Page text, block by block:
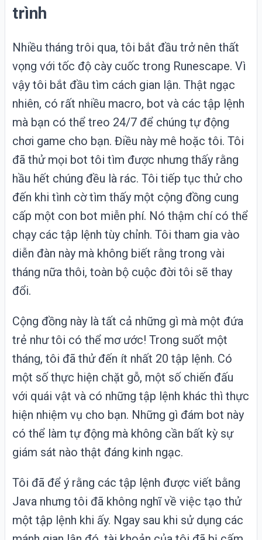
trình
Nhiều tháng trôi qua, tôi bắt đầu trở nên thất
vọng với tốc độ cày cuốc trong Runescape. Vì
vậy tôi bắt đầu tìm cách gian lận. Thật ngạc
nhiên, có rất nhiều macro, bot và các tập lệnh
mà bạn có thể treo 24/7 để chúng tự động
chơi game cho bạn. Điều này mê hoặc tôi. Tôi
đã thử mọi bot tôi tìm được nhưng thấy rằng
hầu hết chúng đều là rác. Tôi tiếp tục thử cho
đến khi tình cờ tìm thấy một cộng đồng cung
cấp một con bot miễn phí. Nó thậm chí có thể
chạy các tập lệnh tùy chỉnh. Tôi tham gia vào
diễn đàn này mà không biết rằng trong vài
tháng nữa thôi, toàn bộ cuộc đời tôi sẽ thay
đổi.
Cộng đồng này là tất cả những gì mà một đứa
trẻ như tôi có thể mơ ước! Trong suốt một
tháng, tôi đã thử đến ít nhất 20 tập lệnh. Có
một số thực hiện chặt gỗ, một số chiến đấu
với quái vật và có những tập lệnh khác thì thực
hiện nhiệm vụ cho bạn. Những gì đám bot này
có thể làm tự động mà không cần bất kỳ sự
giám sát nào thật đáng kinh ngạc.
Tôi đã để ý rằng các tập lệnh được viết bằng
Java nhưng tôi đã không nghĩ về việc tạo thử
một tập lệnh khi ấy. Ngay sau khi sử dụng các